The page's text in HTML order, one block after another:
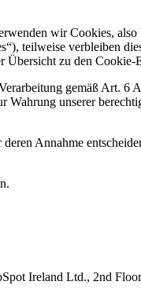
wir Cookies,
teilweise verbleiben
zu den
gemäß Art.
unserer
Annahme
Ireland Ltd., 2nd